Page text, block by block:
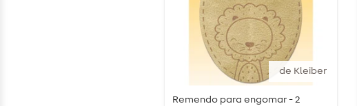
de Kleiber
Remendo para engomar - 2